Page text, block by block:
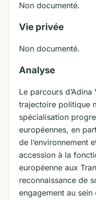
Non documenté.
Vie privée
Non documenté.
Analyse
Le parcours
trajectoire politique
spécialisation
européennes, en
de l’environnement
accession à la
européenne aux
reconnaissance de
engagement au